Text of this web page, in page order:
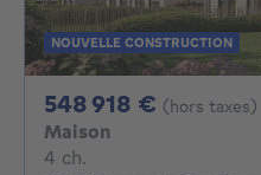
NOUVELLE CONSTRUCTION
548 918 € 548918€
(hors taxes)
Maison
4 ch.